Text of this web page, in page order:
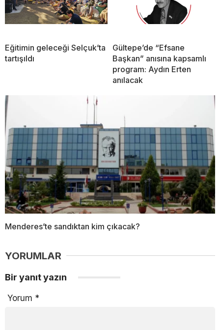
Eğitimin geleceği Selçuk’ta
tartışıldı
Gültepe’de “Efsane
Başkan” anısına kapsamlı
program: Aydın Erten
anılacak
Menderes’te sandıktan kim çıkacak?
YORUMLAR
Bir yanıt yazın
Yorum *